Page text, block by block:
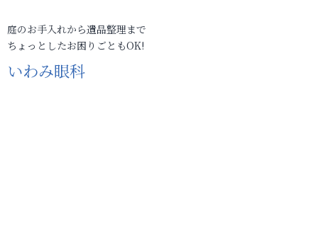
庭のお手入れから遺品整理まで
ちょっとしたお困りごともOK!
いわみ眼科